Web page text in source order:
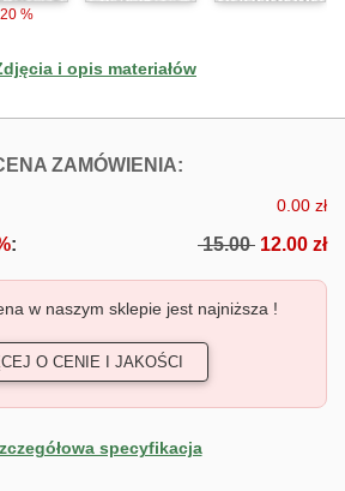
%
i opis materiałów
ZAMÓWIENIA:FOTOTAPETY
0.00 zł
: 15.00 12.00 zł
w naszym sklepie jest najniższa !
O CENIE I JAKOŚCI
specyfikacja